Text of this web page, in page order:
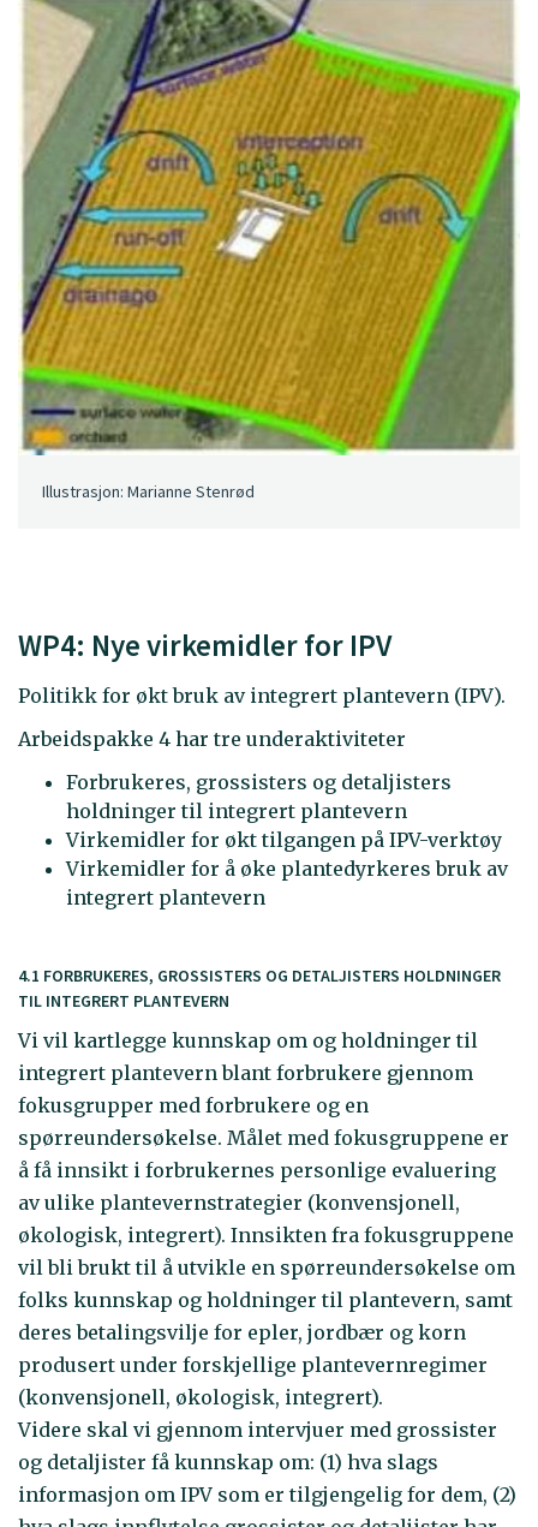
Illustrasjon: Marianne Stenrød
WP4: Nye virkemidler for IPV
Politikk for økt bruk av integrert plantevern (IPV).
Arbeidspakke 4 har tre underaktiviteter
Forbrukeres, grossisters og detaljisters
holdninger til integrert plantevern
Virkemidler for økt tilgangen på IPV-verktøy
Virkemidler for å øke plantedyrkeres bruk av
integrert plantevern
4.1 FORBRUKERES, GROSSISTERS OG DETALJISTERS HOLDNINGER
TIL INTEGRERT PLANTEVERN
Vi vil kartlegge kunnskap om og holdninger til
integrert plantevern blant forbrukere gjennom
fokusgrupper med forbrukere og en
spørreundersøkelse. Målet med fokusgruppene er
å få innsikt i forbrukernes personlige evaluering
av ulike plantevernstrategier (konvensjonell,
økologisk, integrert). Innsikten fra fokusgruppene
vil bli brukt til å utvikle en spørreundersøkelse om
folks kunnskap og holdninger til plantevern, samt
deres betalingsvilje for epler, jordbær og korn
produsert under forskjellige plantevernregimer
(konvensjonell, økologisk, integrert).
Videre skal vi gjennom intervjuer med grossister
og detaljister få kunnskap om: (1) hva slags
informasjon om IPV som er tilgjengelig for dem, (2)